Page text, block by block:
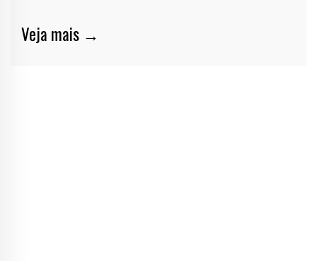
Veja mais →